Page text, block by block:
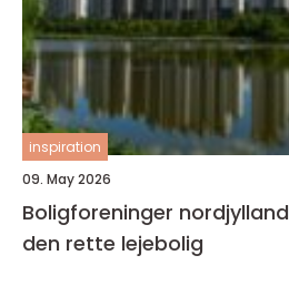
inspiration
09. May 2026
Boligforeninger nordjylland sådan finder du
den rette lejebolig